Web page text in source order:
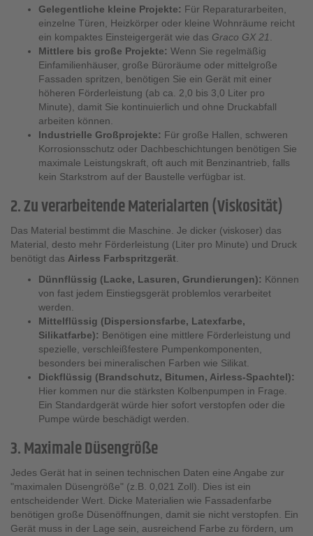
Gelegentliche kleine Projekte: Für Reparaturarbeiten,
einzelne Türen, Heizkörper oder kleine Wohnräume reicht
ein kompaktes Einsteigergerät wie das Graco GX 21
Mittlere bis große Projekte: Wenn Sie regelmäßig
Einfamilienhäuser, große Büroräume oder mittelgroße
Fassaden spritzen, benötigen Sie ein Gerät mit einer
höheren Förderleistung (ab ca. 2,0 bis 3,0 Liter pro
Minute), damit Sie kontinuierlich und ohne Druckabfall
arbeiten können.
Industrielle Großprojekte: Für große Hallen, schweren
Korrosionsschutz oder Dachbeschichtungen benötigen Sie
maximale Leistungskraft, oft auch mit Benzinantrieb, falls
kein Starkstrom auf der Baustelle verfügbar ist.
2. Zu verarbeitende Materialarten (Viskosität)
Das Material bestimmt die Maschine. Je dicker (viskoser) das
Material, desto mehr Förderleistung (Liter pro Minute) und Druck
benötigt das Airless Farbspritzgerät
Dünnflüssig (Lacke, Lasuren, Grundierungen): Können
von fast jedem Einstiegsgerät problemlos verarbeitet
werden.
Mittelflüssig (Dispersionsfarbe, Latexfarbe,
Silikatfarbe): Benötigen eine mittlere Förderleistung und
spezielle, verschleißfestere Pumpenkomponenten,
besonders bei mineralischen Farben wie Silikat.
Dickflüssig (Brandschutz, Bitumen, Airless-Spachtel):
Hier kommen nur die stärksten Kolbenpumpen in Frage.
Ein Standardgerät würde hier sofort verstopfen oder die
Pumpe würde beschädigt werden.
3. Maximale Düsengröße
Jedes Gerät hat in seinen technischen Daten eine Angabe zur
"maximalen Düsengröße" (z.B. 0,021 Zoll). Dies ist ein
entscheidender Wert. Dicke Materialien wie Fassadenfarbe
benötigen große Düsenöffnungen, damit sie nicht verstopfen. Ein
Gerät muss in der Lage sein, ausreichend Farbe zu fördern, um